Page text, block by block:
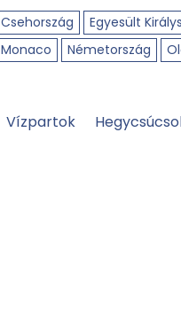
Csehország Egyesült
Monaco Németország
Vízpartok